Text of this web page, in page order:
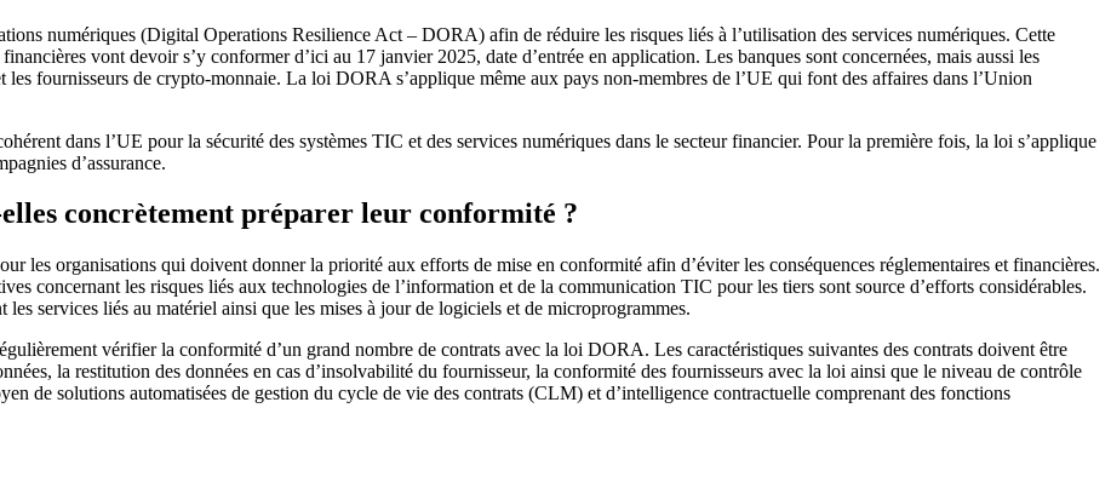
numériques (Digital Operations Resilience Act – DORA) afin de réduire les risques liés à l’utilisation des services numériques. Cette
vont devoir s’y conformer d’ici au 17 janvier 2025, date d’entrée en application. Les banques sont concernées, mais aussi les
les fournisseurs de crypto-monnaie. La loi DORA s’applique même aux pays non-membres de l’UE qui font des affaires dans l’Union
dans l’UE pour la sécurité des systèmes TIC et des services numériques dans le secteur financier. Pour la première fois, la loi s’applique
d’assurance.
concrètement préparer leur conformité ?
les organisations qui doivent donner la priorité aux efforts de mise en conformité afin d’éviter les conséquences réglementaires et financières.
concernant les risques liés aux technologies de l’information et de la communication TIC pour les tiers sont source d’efforts considérables.
services liés au matériel ainsi que les mises à jour de logiciels et de microprogrammes.
vérifier la conformité d’un grand nombre de contrats avec la loi DORA. Les caractéristiques suivantes des contrats doivent être
la restitution des données en cas d’insolvabilité du fournisseur, la conformité des fournisseurs avec la loi ainsi que le niveau de contrôle
de solutions automatisées de gestion du cycle de vie des contrats (CLM) et d’intelligence contractuelle comprenant des fonctions